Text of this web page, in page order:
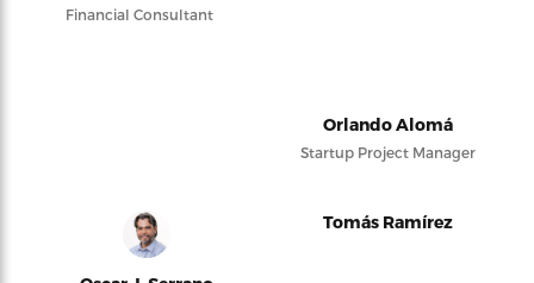
Financial Consultant
Orlando Alomá
Startup Project Manager
Tomás Ramírez